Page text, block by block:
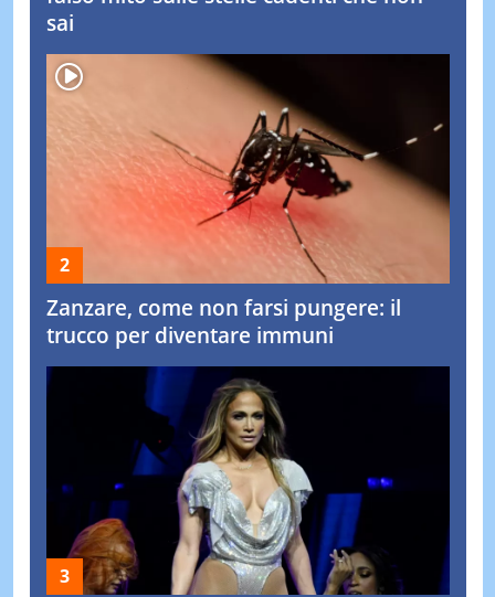
sai
Zanzare, come non farsi pungere: il
trucco per diventare immuni